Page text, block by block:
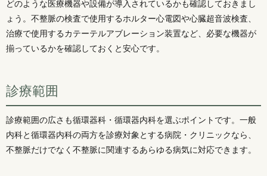
どのような医療機器や設備が導入されているかも確認しておきまし
ょう。不整脈の検査で使用するホルター心電図や心臓超音波検査、
治療で使用するカテーテルアブレーション装置など、必要な機器が
揃っているかを確認しておくと安心です。
診療範囲
診療範囲の広さも循環器科・循環器内科を選ぶポイントです。一般
内科と循環器内科の両方を診療対象とする病院・クリニックなら、
不整脈だけでなく不整脈に関連するあらゆる病気に対応できます。